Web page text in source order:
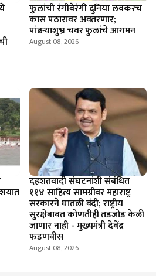
फुलांची रंगीबेरंगी दुनिया लवकरच
कास पठारावर अवतरणार;
पांढऱ्याशुभ्र चवर फुलांचे आगमन
August 08, 2026
दहशतवादी संघटनांशी संबंधित
११४ साहित्य सामग्रीवर महाराष्ट्र
सरकारने घातली बंदी; राष्ट्रीय
सुरक्षेबाबत कोणतीही तडजोड केली
जाणार नाही - मुख्यमंत्री देवेंद्र
फडणवीस
August 08, 2026